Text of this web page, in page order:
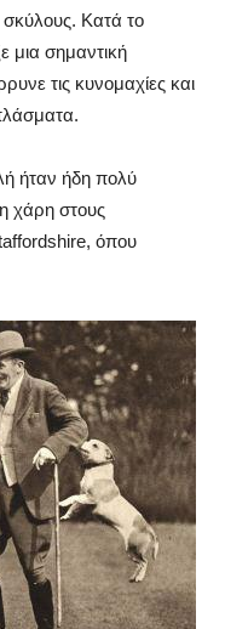
σκύλους. Κατά το
μια σημαντική
τις κυνομαχίες και
ήταν ήδη πολύ
χάρη στους
όπου